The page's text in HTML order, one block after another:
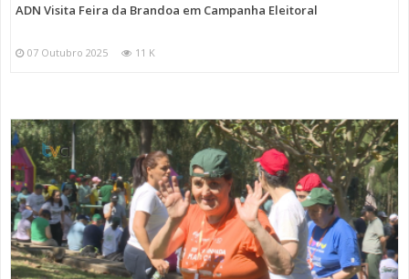
ADN Visita Feira da Brandoa em Campanha Eleitoral
07 Outubro 2025 11 K